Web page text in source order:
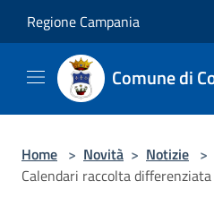
Regione Campania
Comune di
Home > Novità > Notizie >
Calendari raccolta differenziata